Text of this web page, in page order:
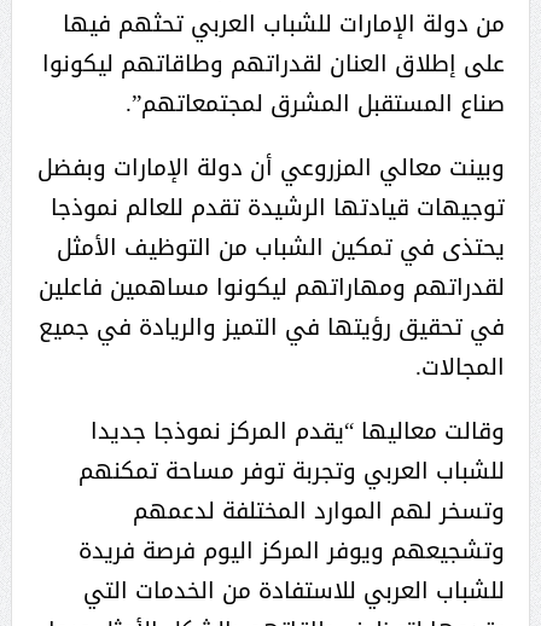
من دولة الإمارات للشباب العربي تحثهم فيها
على إطلاق العنان لقدراتهم وطاقاتهم ليكونوا
صناع المستقبل المشرق لمجتمعاتهم”.
وبينت معالي المزروعي أن دولة الإمارات وبفضل
توجيهات قيادتها الرشيدة تقدم للعالم نموذجا
يحتذى في تمكين الشباب من التوظيف الأمثل
لقدراتهم ومهاراتهم ليكونوا مساهمين فاعلين
في تحقيق رؤيتها في التميز والريادة في جميع
المجالات.
وقالت معاليها “يقدم المركز نموذجا جديدا
للشباب العربي وتجربة توفر مساحة تمكنهم
وتسخر لهم الموارد المختلفة لدعمهم
وتشجيعهم ويوفر المركز اليوم فرصة فريدة
للشباب العربي للاستفادة من الخدمات التي